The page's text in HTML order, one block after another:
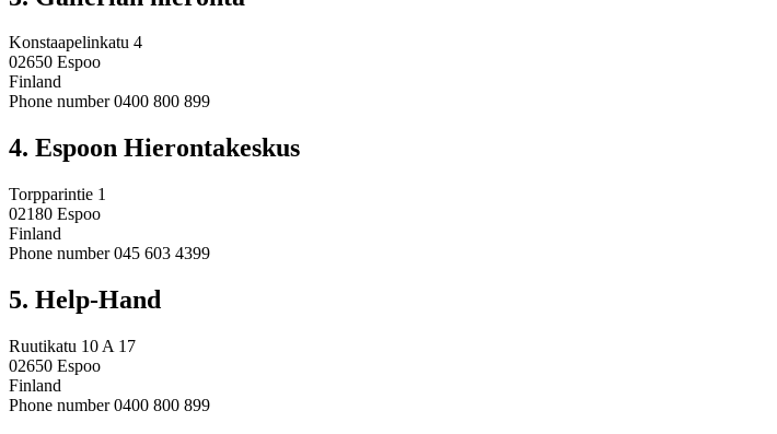
Konstaapelinkatu 4
02650 Espoo
Finland
Phone number 0400 800 899
4. Espoon Hierontakeskus
Torpparintie 1
02180 Espoo
Finland
Phone number 045 603 4399
5. Help-Hand
Ruutikatu 10 A 17
02650 Espoo
Finland
Phone number 0400 800 899